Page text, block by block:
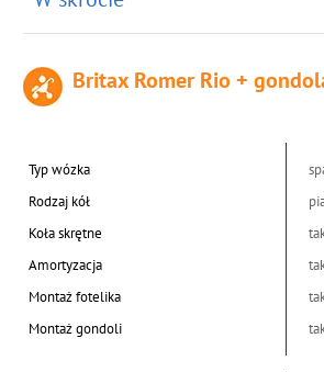
Britax Romer Rio +
Typ wózka
Rodzaj kół
Koła skrętne
Amortyzacja
Montaż fotelika
Montaż gondoli